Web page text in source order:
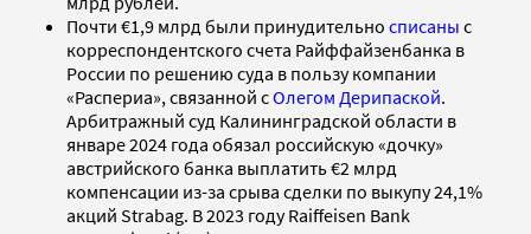
Почти €1,9 млрд были принудительно списаны с
корреспондентского счета Райффайзенбанка в
России по решению суда в пользу компании
«Распериа», связанной сОлегом Дерипаской.
Арбитражный суд Калининградской области в
январе 2024 года обязал российскую «дочку»
австрийского банка выплатить €2 млрд
компенсации из-за срыва сделки по выкупу 24,1%
акций Strabag. В 2023 году Raiffeisen Bank